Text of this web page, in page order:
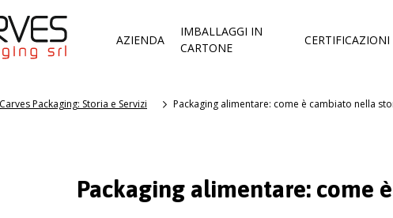
AZIENDA
IMBALLAGGI IN
CARTONE
CERTIFICAZIONI
Carves Packaging: Storia e Servizi Packaging alimentare: come è cambiato nella
Packaging alimentare: come